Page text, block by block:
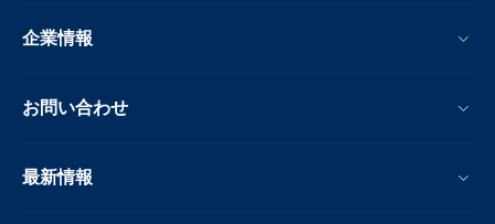
企業情報
お問い合わせ
最新情報